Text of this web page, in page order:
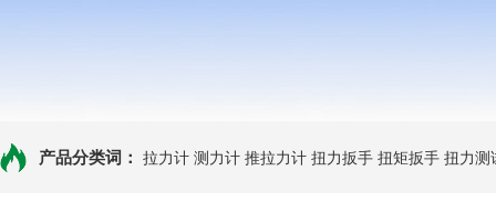
产品分类词： 拉力计 测力计 推拉力计 扭力扳手 扭矩扳手 扭力测